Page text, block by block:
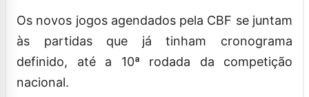
Os novos jogos agendados pela CBF se juntam
às partidas que já tinham cronograma
definido, até a 10ª rodada da competição
nacional.